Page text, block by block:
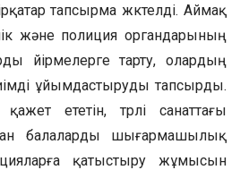
тапсырма жүктелді. Аймақ
және полиция органдарының
үйірмелерге тарту, олардың
ұйымдастыруды тапсырды.
ететін, түрлі санаттағы
балаларды шығармашылық
қатыстыру жұмысын